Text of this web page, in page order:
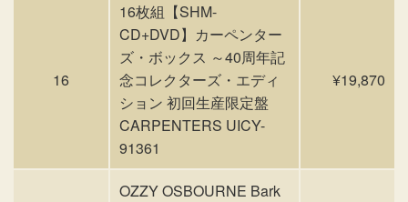
16
16枚組【SHM-
CD+DVD】カーペンター
ズ・ボックス ～40周年記
念コレクターズ・エディ
ション 初回生産限定盤
CARPENTERS UICY-
91361
¥19,870
OZZY OSBOURNE Bark